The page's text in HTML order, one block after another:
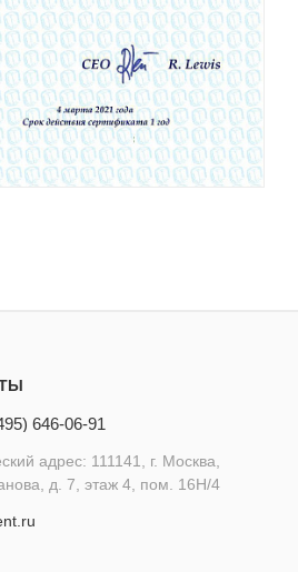
646-06-91
адрес: 111141, г. Москва,
д. 7, этаж 4, пом. 16Н/4